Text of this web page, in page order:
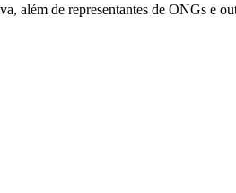
além de representantes de ONGs e